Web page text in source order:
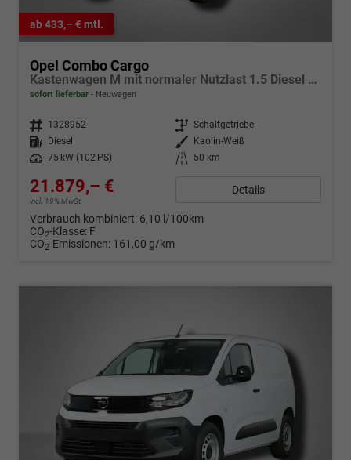
ab 433,– € mtl.
Opel Combo Cargo
Kastenwagen M mit normaler Nutzlast 1.5 Diesel 6-Gang
sofort lieferbar Neuwagen
Fahrzeugnr. 1328952 Getriebe Schaltgetriebe
Kraftstoff
Diesel Außenfarbe
Kaolin-Weiß
Leistung
75 kW (102 PS) Kilometerstand 50 km
21.879,– €
incl. 19% MwSt.
Details
Verbrauch kombiniert: 6,10 l/100km
CO2-Klasse: F
CO2-Emissionen: 161,00 g/km